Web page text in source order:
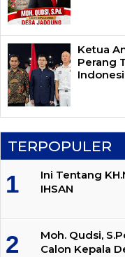
Ketua
Perang
TERPOPULER
Ini Tentang
IHSAN
Moh. Qudsi,
Calon Kepala